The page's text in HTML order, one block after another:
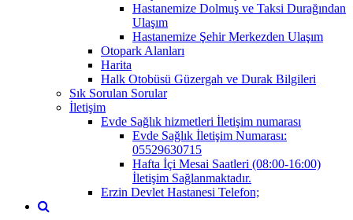
Hastanemize Dolmuş ve Taksi Durağından
Ulaşım
Hastanemize Şehir Merkezden Ulaşım
Otopark Alanları
Harita
Halk Otobüsü Güzergah ve Durak Bilgileri
Sık Sorulan Sorular
İletişim
Evde Sağlık hizmetleri İletişim numarası
Evde Sağlık İletişim Numarası:
05529630715
Hafta İçi Mesai Saatleri (08:00-16:00)
İletişim Sağlanmaktadır.
Erzin Devlet Hastanesi Telefon;